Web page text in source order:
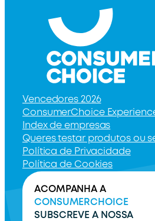
Vencedores 2026
ConsumerChoice
Index de empresas
Queres testar produtos ou
Política de Privacidade
Política de Cookies
ACOMPANHA A
CONSUMERCHOICE
SUBSCREVE A NOSSA